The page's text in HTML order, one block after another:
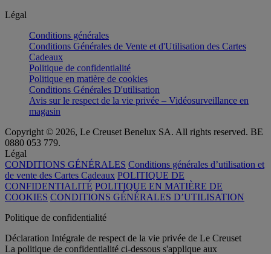
Légal
Conditions générales
Conditions Générales de Vente et d'Utilisation des Cartes
Cadeaux
Politique de confidentialité
Politique en matière de cookies
Conditions Générales D'utilisation
Avis sur le respect de la vie privée – Vidéosurveillance en
magasin
Copyright © 2026, Le Creuset Benelux SA. All rights reserved. BE
0880 053 779.
Légal
CONDITIONS GÉNÉRALES Conditions générales d’utilisation et
de vente des Cartes Cadeaux POLITIQUE DE
CONFIDENTIALITÉ POLITIQUE EN MATIÈRE DE
COOKIES CONDITIONS GÉNÉRALES D’UTILISATION
Politique de confidentialité
Déclaration Intégrale de respect de la vie privée de Le Creuset
La politique de confidentialité ci-dessous s'applique aux